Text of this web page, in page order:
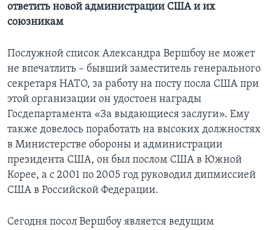
ответить новой администрации США и их
союзникам
Послужной список Александра Вершбоу не может
не впечатлить – бывший заместитель генерального
секретаря НАТО, за работу на посту посла США при
этой организации он удостоен награды
Госдепартамента «За выдающиеся заслуги». Ему
также довелось поработать на высоких должностях
в Министерстве обороны и администрации
президента США, он был послом США в Южной
Корее, а с 2001 по 2005 год руководил дипмиссией
США в Российской Федерации.
Сегодня посол Вершбоу является ведущим